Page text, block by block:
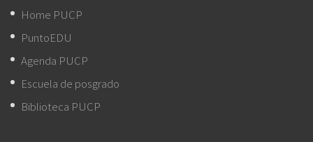
Home PUCP
PuntoEDU
Agenda PUCP
Escuela de posgrado
Biblioteca PUCP